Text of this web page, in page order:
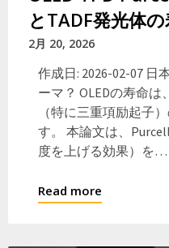
とTADF発光体
2月 20, 2026
作成日: 2026-02-07 日
ーマ？ OLEDの寿命
（特に三重項励起子
す。 本論文は、
度を上げる効果）を…
Read more